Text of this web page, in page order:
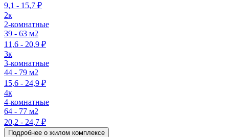
9,1 - 15,7 ₽
2к
2-комнатные
39 - 63 м2
11,6 - 20,9 ₽
3к
3-комнатные
44 - 79 м2
15,6 - 24,9 ₽
4к
4-комнатные
64 - 77 м2
20,2 - 24,7 ₽
Подробнее о жилом комплексе